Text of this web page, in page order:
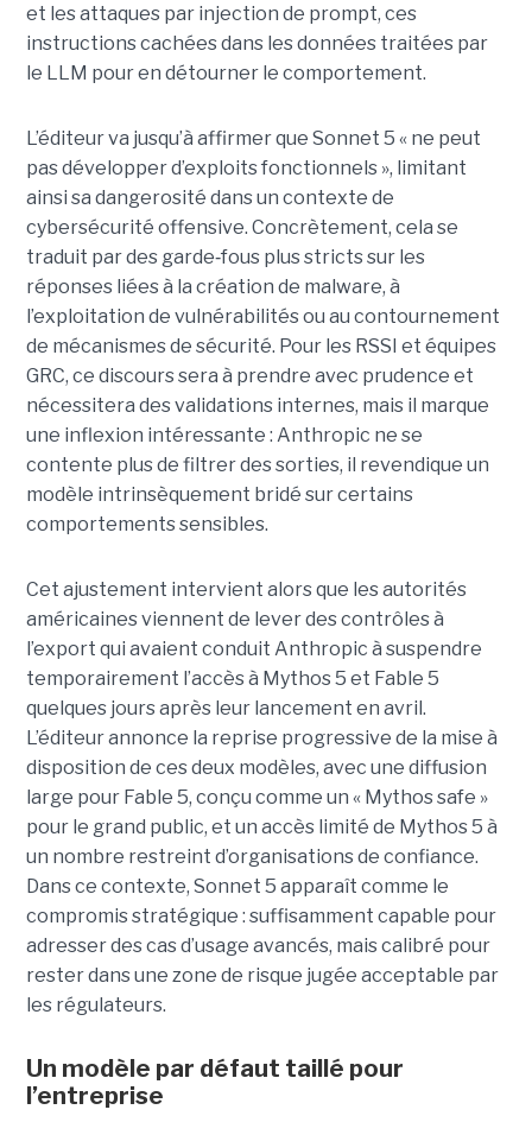
et les attaques par injection de prompt, ces
instructions cachées dans les données traitées par
le LLM pour en détourner le comportement.
L’éditeur va jusqu’à affirmer que Sonnet 5 « ne peut
pas développer d’exploits fonctionnels », limitant
ainsi sa dangerosité dans un contexte de
cybersécurité offensive. Concrètement, cela se
traduit par des garde‑fous plus stricts sur les
réponses liées à la création de malware, à
l’exploitation de vulnérabilités ou au contournement
de mécanismes de sécurité. Pour les RSSI et équipes
GRC, ce discours sera à prendre avec prudence et
nécessitera des validations internes, mais il marque
une inflexion intéressante : Anthropic ne se
contente plus de filtrer des sorties, il revendique un
modèle intrinsèquement bridé sur certains
comportements sensibles.
Cet ajustement intervient alors que les autorités
américaines viennent de lever des contrôles à
l’export qui avaient conduit Anthropic à suspendre
temporairement l’accès à Mythos 5 et Fable 5
quelques jours après leur lancement en avril.
L’éditeur annonce la reprise progressive de la mise à
disposition de ces deux modèles, avec une diffusion
large pour Fable 5, conçu comme un « Mythos safe »
pour le grand public, et un accès limité de Mythos 5 à
un nombre restreint d’organisations de confiance.
Dans ce contexte, Sonnet 5 apparaît comme le
compromis stratégique : suffisamment capable pour
adresser des cas d’usage avancés, mais calibré pour
rester dans une zone de risque jugée acceptable par
les régulateurs.
Un modèle par défaut taillé pour
l’entreprise